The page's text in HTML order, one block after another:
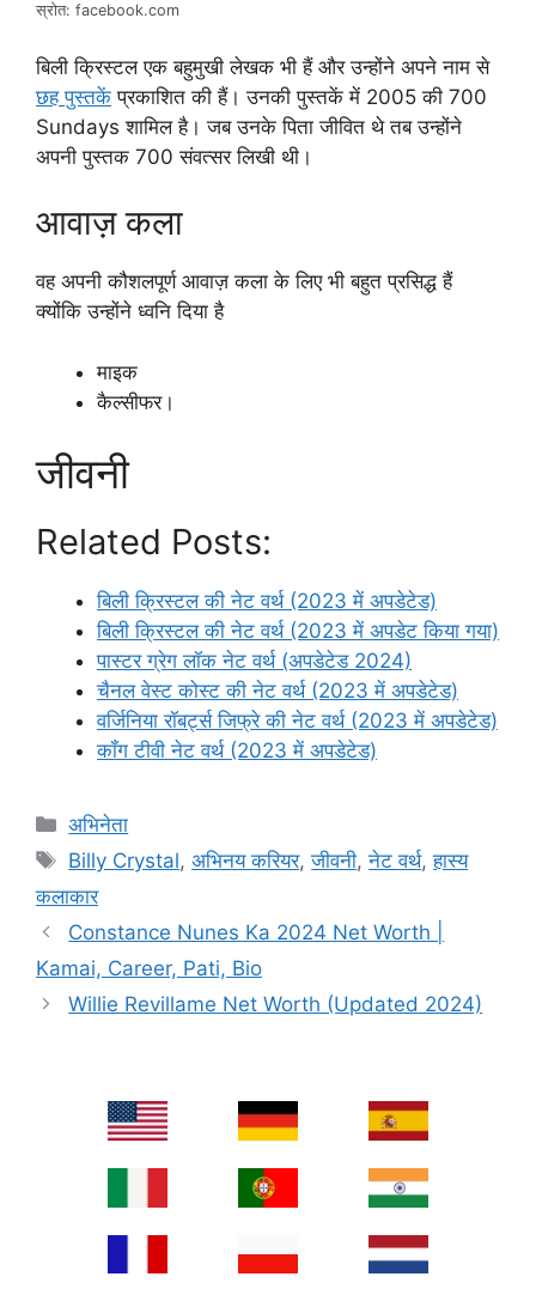
स्रोत: facebook.com
बिली क्रिस्टल एक बहुमुखी लेखक भी हैं और उन्होंने अपने नाम से
छह पुस्तकें प्रकाशित की हैं। उनकी पुस्तकें में 2005 की 700
Sundays शामिल है। जब उनके पिता जीवित थे तब उन्होंने
अपनी पुस्तक 700 संवत्सर लिखी थी।
आवाज़ कला
वह अपनी कौशलपूर्ण आवाज़ कला के लिए भी बहुत प्रसिद्ध हैं
क्योंकि उन्होंने ध्वनि दिया है
माइक
कैल्सीफर।
जीवनी
Related Posts:
बिली क्रिस्टल की नेट वर्थ (2023 में अपडेटेड)
बिली क्रिस्टल की नेट वर्थ (2023 में अपडेट किया गया)
पास्टर ग्रेग लॉक नेट वर्थ (अपडेटेड 2024)
चैनल वेस्ट कोस्ट की नेट वर्थ (2023 में अपडेटेड)
वर्जिनिया रॉबर्ट्स जिफ्रे की नेट वर्थ (2023 में अपडेटेड)
कॉंग टीवी नेट वर्थ (2023 में अपडेटेड)
Categories
अभिनेता
Tags
Billy Crystal,अभिनय करियर,जीवनी,नेट वर्थ,हास्य
कलाकार
Constance Nunes Ka 2024 Net Worth |
Kamai, Career, Pati, Bio
Willie Revillame Net Worth (Updated 2024)